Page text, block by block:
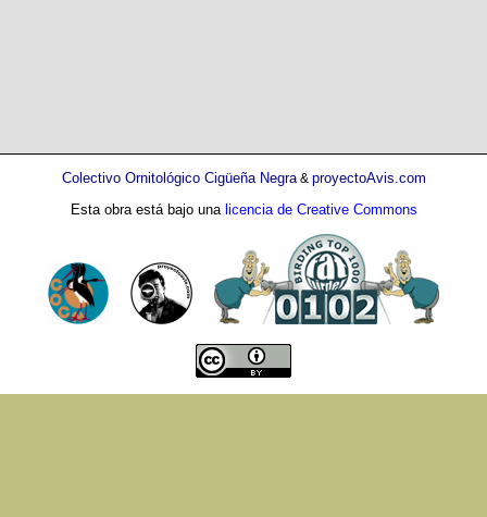
Colectivo Ornitológico Cigüeña Negra& proyectoAvis.com
Esta obra está bajo una licencia de Creative Commons